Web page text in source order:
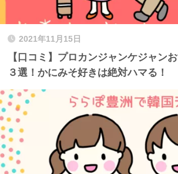
2021年11月15日
【口コミ】プロカンジャンケジャン
３選！かにみそ好きは絶対ハマる！